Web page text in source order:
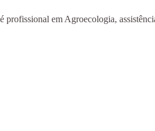
em Agroecologia,